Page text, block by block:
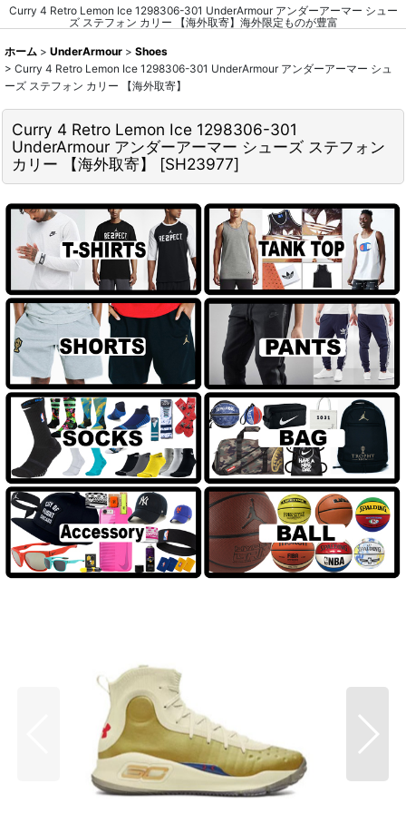
Curry 4 Retro Lemon Ice 1298306-301 UnderArmour アンダーアーマー シュー
ズ ステフォン カリー 【海外取寄】海外限定ものが豊富
ホーム > UnderArmour > Shoes
> Curry 4 Retro Lemon Ice 1298306-301 UnderArmour アンダーアーマー シュ
ーズ ステフォン カリー 【海外取寄】
Curry 4 Retro Lemon Ice 1298306-301
UnderArmour アンダーアーマー シューズ ステフォン
カリー 【海外取寄】
[SH23977]